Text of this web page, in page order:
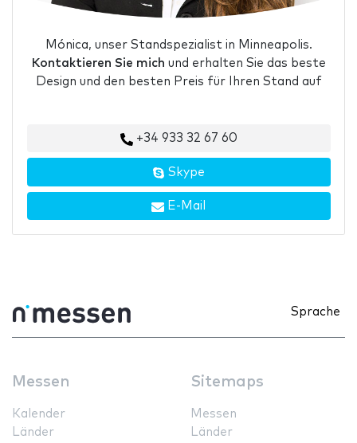
Mónica, unser Standspezialist in Minneapolis.
Kontaktieren Sie mich und erhalten Sie das beste
Design und den besten Preis für Ihren Stand auf
+34 933 32 67 60
Skype
E-Mail
Sprache
Messen
Kalender
Länder
Sitemaps
Messen
Länder